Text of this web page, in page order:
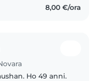
8,00 €/ora
Ho 49 anni.